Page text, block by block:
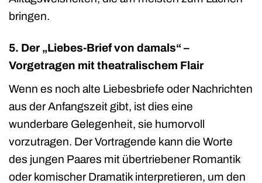
bringen.
5. Der „Liebes-Brief von damals“ –
Vorgetragen mit theatralischem Flair
Wenn es noch alte Liebesbriefe oder Nachrichten
aus der Anfangszeit gibt, ist dies eine
wunderbare Gelegenheit, sie humorvoll
vorzutragen. Der Vortragende kann die Worte
des jungen Paares mit übertriebener Romantik
oder komischer Dramatik interpretieren, um den